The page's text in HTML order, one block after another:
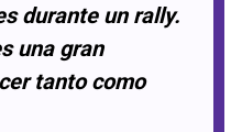
durante un rally.
una gran
tanto como